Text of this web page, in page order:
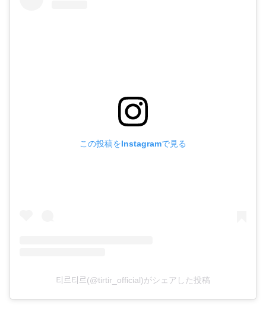
この投稿をInstagramで見る
티르티르(@tirtir_official)がシェアした投稿